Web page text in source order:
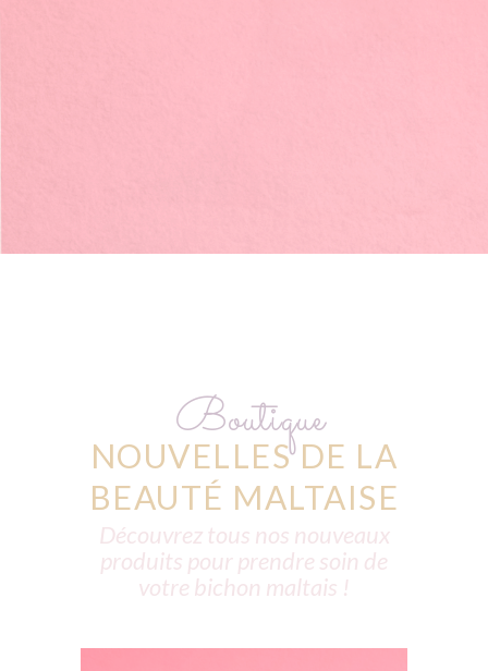
Boutique
NOUVELLES DE LA
BEAUTÉ MALTAISE
Découvrez tous nos nouveaux
produits pour prendre soin de
votre bichon maltais !